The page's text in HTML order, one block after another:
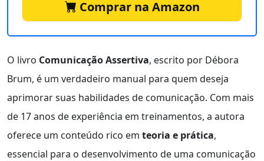
Comprar na Amazon
O livro Comunicação Assertiva, escrito por Débora
Brum, é um verdadeiro manual para quem deseja
aprimorar suas habilidades de comunicação. Com mais
de 17 anos de experiência em treinamentos, a autora
oferece um conteúdo rico em teoria e prática,
essencial para o desenvolvimento de uma comunicação